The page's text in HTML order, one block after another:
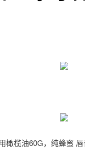
橄榄油60G，纯蜂蜜